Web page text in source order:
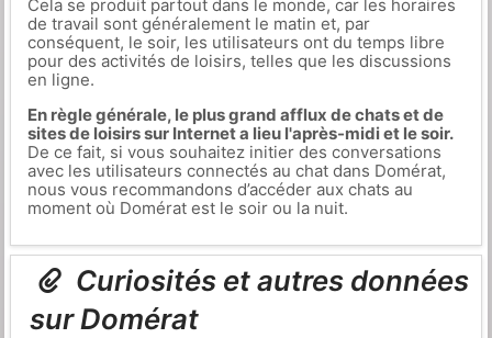
Cela se produit partout dans le monde, car les horaires
de travail sont généralement le matin et, par
conséquent, le soir, les utilisateurs ont du temps libre
pour des activités de loisirs, telles que les discussions
en ligne.
En règle générale, le plus grand afflux de chats et de
sites de loisirs sur Internet a lieu l'après-midi et le soir.
De ce fait, si vous souhaitez initier des conversations
avec les utilisateurs connectés au chat dans Domérat,
nous vous recommandons d’accéder aux chats au
moment où Domérat est le soir ou la nuit.
Curiosités et autres données
sur Domérat